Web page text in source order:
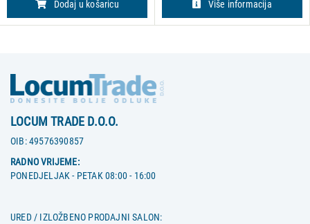
Dodaj u košaricu Više informacija
LOCUM TRADE D.O.O.
OIB:49576390857
RADNO VRIJEME:
PONEDJELJAK - PETAK 08:00 - 16:00
URED / IZLOŽBENO PRODAJNI SALON: